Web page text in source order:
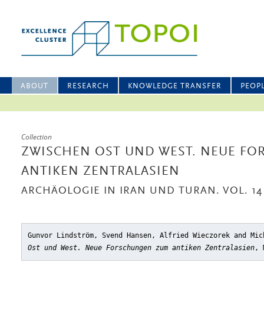
ABOUT RESEARCH KNOWLEDGE TRANSFER
Collection
ZWISCHEN OST UND WEST. NEUE
ANTIKEN ZENTRALASIEN
ARCHÄOLOGIE IN IRAN UND TURAN. VOL. 14
Gunvor Lindström, Svend Hansen, Alfried Wieczorek and
Ost und West. Neue Forschungen zum antiken Zentralasien,